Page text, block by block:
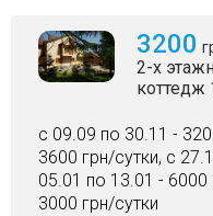
3200
2-х
коттедж
c 09.09 по 30.11 -
3600 грн/сутки, c
05.01 по 13.01 - 6000
3000 грн/сутки